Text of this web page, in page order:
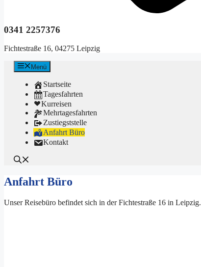
0341 2257376
Fichtestraße 16, 04275 Leipzig
Menü
Startseite
Tagesfahrten
Kurreisen
Mehrtagesfahrten
Zustiegststelle
Anfahrt Büro
Kontakt
Anfahrt Büro
Unser Reisebüro befindet sich in der Fichtestraße 16 in Leipzig.